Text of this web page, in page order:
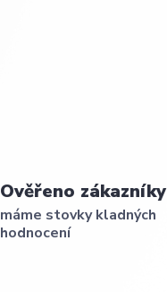
Ověřeno zákazníky
máme stovky kladných
hodnocení